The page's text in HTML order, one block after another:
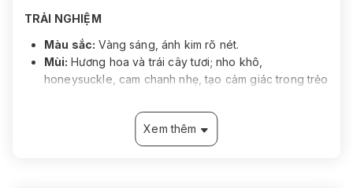
TRẢI NGHIỆM
Màu sắc: Vàng sáng, ánh kim rõ nét.
Mùi: Hương hoa và trái cây tươi; nho khô,
honeysuckle, cam chanh nhẹ, tạo cảm giác trong trẻo
Mở đầu với gỗ sồi mềm, butterscotch và trái cây
khô; cấu trúc tròn, cân bằng, kèm gia vị nhẹ ở nền
Xem thêm